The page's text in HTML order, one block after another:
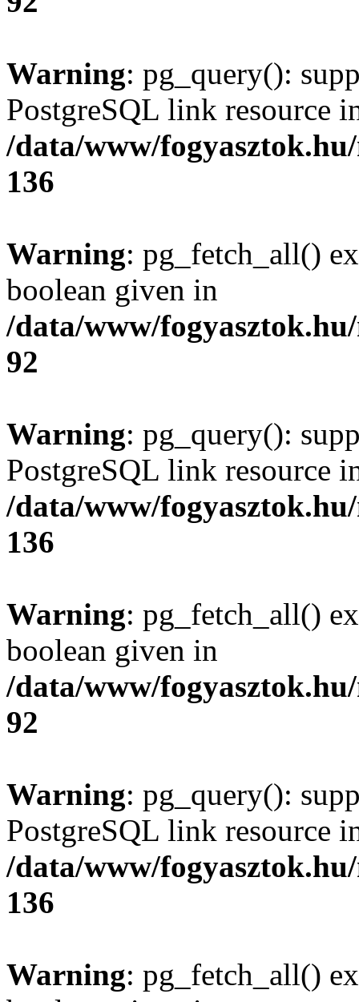
Warning: pg_query():
PostgreSQL link resource
/data/www/
136
Warning: pg_fetch_all()
boolean given in
/data/www/
92
Warning: pg_query():
PostgreSQL link resource
/data/www/
136
Warning: pg_fetch_all()
boolean given in
/data/www/
92
Warning: pg_query():
PostgreSQL link resource
/data/www/
136
Warning: pg_fetch_all()